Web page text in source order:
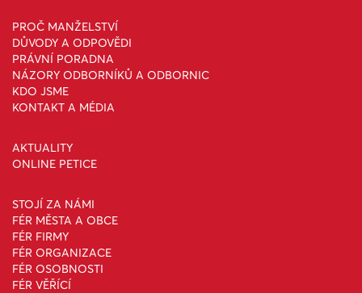
PROČ MANŽELSTVÍ
DŮVODY A ODPOVĚDI
PRÁVNÍ PORADNA
NÁZORY ODBORNÍKŮ A ODBORNIC
KDO JSME
KONTAKT A MÉDIA
AKTUALITY
ONLINE PETICE
STOJÍ ZA NÁMI
FÉR MĚSTA A OBCE
FÉR FIRMY
FÉR ORGANIZACE
FÉR OSOBNOSTI
FÉR VĚŘÍCÍ